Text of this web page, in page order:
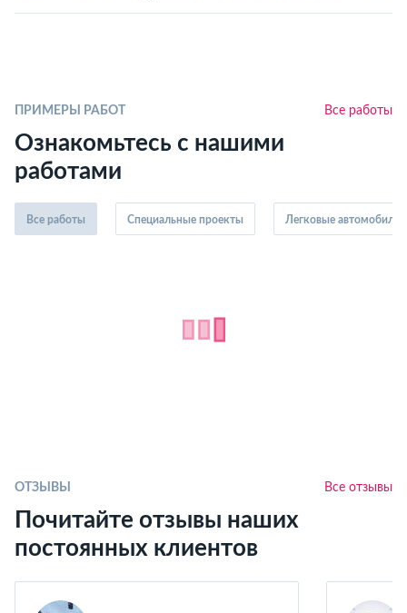
ПРИМЕРЫ РАБОТ Все работы
Ознакомьтесь с нашими
работами
Все работы Специальные проекты Легковые автомобили
ОТЗЫВЫ Все отзывы
Почитайте отзывы наших
постоянных клиентов